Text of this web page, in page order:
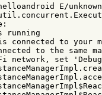
E/
running
connected to your
to the same
network, set